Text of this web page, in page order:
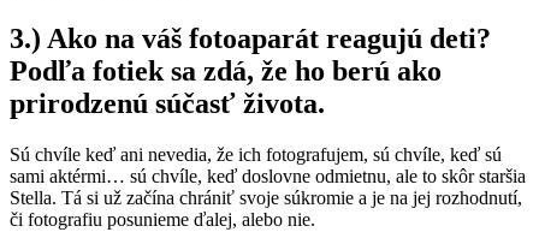
3.) Ako na váš fotoaparát reagujú deti?
Podľa fotiek sa zdá, že ho berú ako
prirodzenú súčasť života.
Sú chvíle keď ani nevedia, že ich fotografujem, sú chvíle, keď sú
sami aktérmi… sú chvíle, keď doslovne odmietnu, ale to skôr staršia
Stella. Tá si už začína chrániť svoje súkromie a je na jej rozhodnutí,
či fotografiu posunieme ďalej, alebo nie.